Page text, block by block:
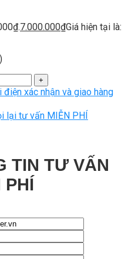
7.000.000₫Giá hiện tại là:
điện xác nhận và giao hàng
lại tư vấn MIỄN PHÍ
TIN TƯ VẤN
PHÍ